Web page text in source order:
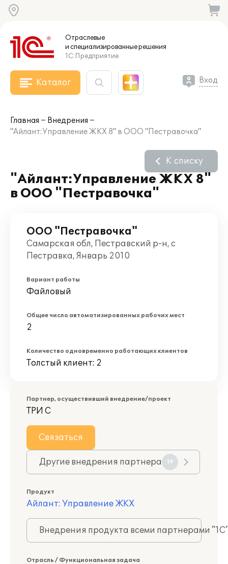
Отраслевые
и специализированныерешения
1С:Предприятие
Каталог Вход
Главная
Внедрения
"Айлант:Управление ЖКХ 8" в ООО "Пестравочка"
"Айлант:Управление ЖКХ 8"
в ООО "Пестравочка"
К списку
ООО "Пестравочка"
Самарская обл, Пестравский р-н, с
Пестравка, Январь 2010
Вариант работы
Файловый
Общее число автоматизированных рабочих мест
2
Количество одновременно работающих клиентов
Толстый клиент: 2
Партнер, осуществивший внедрение/проект
ТРИ С
Связаться
Другие внедрения партнера 19
Продукт
Айлант: Управление ЖКХ
Внедрения продукта всеми партнерами
Отрасль / Функциональная задача